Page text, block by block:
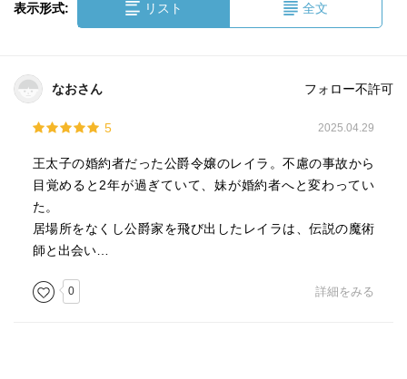
表示形式: リスト 全文
なおさん フォロー不許可
5 2025.04.29
王太子の婚約者だった公爵令嬢のレイラ。不慮の事故から
目覚めると2年が過ぎていて、妹が婚約者へと変わってい
た。
居場所をなくし公爵家を飛び出したレイラは、伝説の魔術
師と出会い…
0 詳細をみる